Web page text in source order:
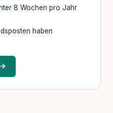
8 Wochen pro Jahr
haben
→